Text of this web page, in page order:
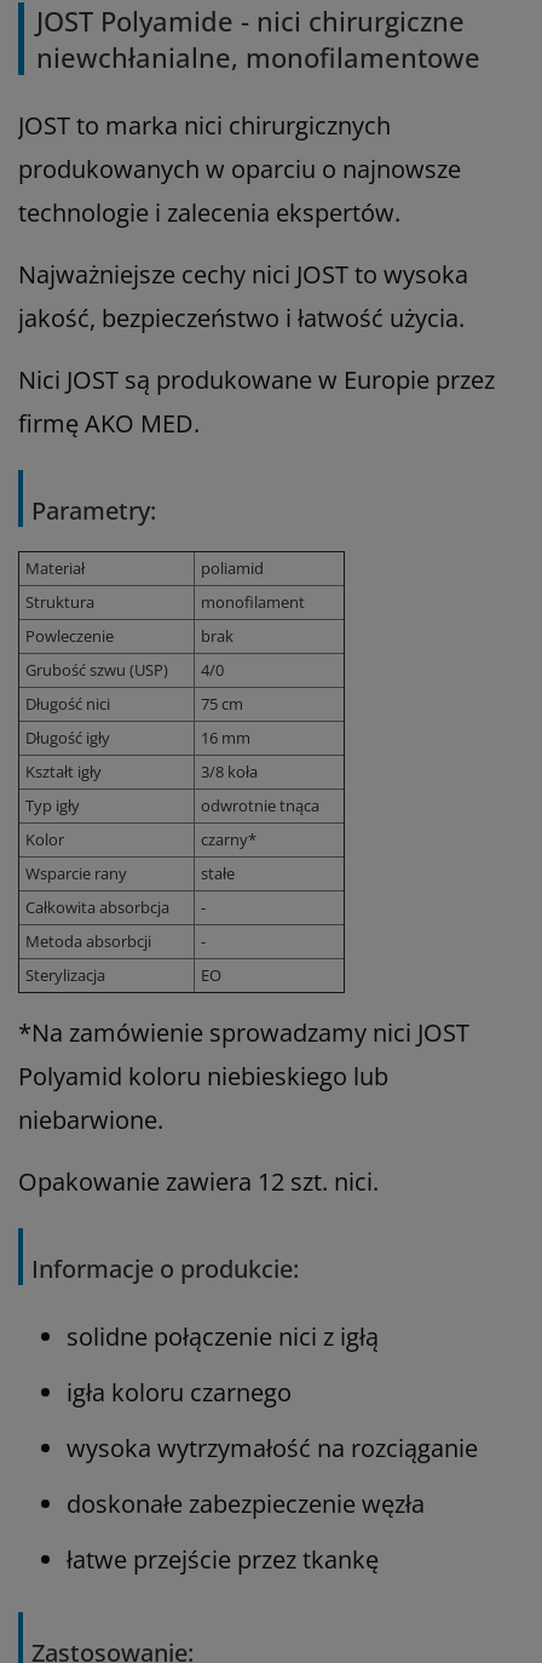
JOST Polyamide - nici chirurgiczne
niewchłanialne, monofilamentowe
JOST to marka nici chirurgicznych
produkowanych w oparciu o najnowsze
technologie i zalecenia ekspertów.
Najważniejsze cechy nici JOST to wysoka
jakość, bezpieczeństwo i łatwość użycia.
Nici JOST są produkowane w Europie przez
firmę AKO MED.
Parametry:
Materiał
poliamid
Struktura
monofilament
Powleczenie
brak
Grubość szwu (USP)
4/0
Długość nici
75 cm
Długość igły
16 mm
Kształt igły
3/8 koła
Typ igły
odwrotnie tnąca
Kolor
czarny*
Wsparcie rany
stałe
Całkowita absorbcja
-
Metoda absorbcji
-
Sterylizacja
EO
*Na zamówienie sprowadzamy nici JOST
Polyamid koloru niebieskiego lub
niebarwione.
Opakowanie zawiera 12 szt. nici.
Informacje o produkcie:
solidne połączenie nici z igłą
igła koloru czarnego
wysoka wytrzymałość na rozciąganie
doskonałe zabezpieczenie węzła
łatwe przejście przez tkankę
Zastosowanie: